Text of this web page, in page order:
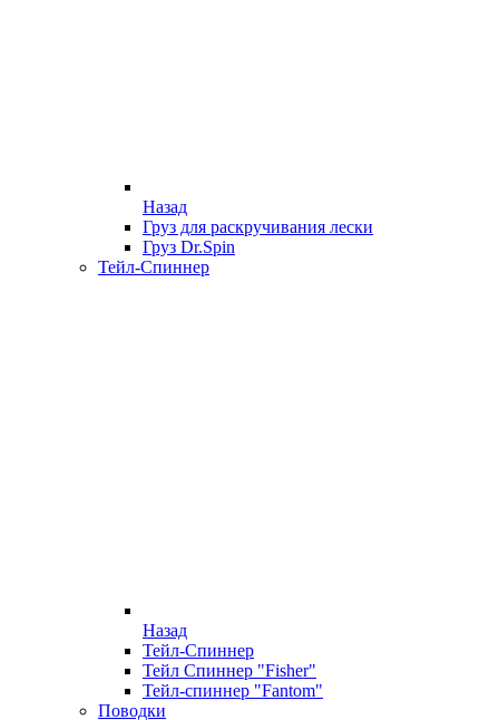
Назад
Груз для раскручивания лески
Груз Dr.Spin
Тейл-Спиннер
Назад
Тейл-Спиннер
Тейл Спиннер "Fisher"
Тейл-спиннер "Fantom"
Поводки